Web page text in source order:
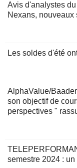
Avis d'analystes
Nexans, nouveaux
Les soldes d'été
AlphaValue/
son objectif de
perspectives "
semestre 2024 :